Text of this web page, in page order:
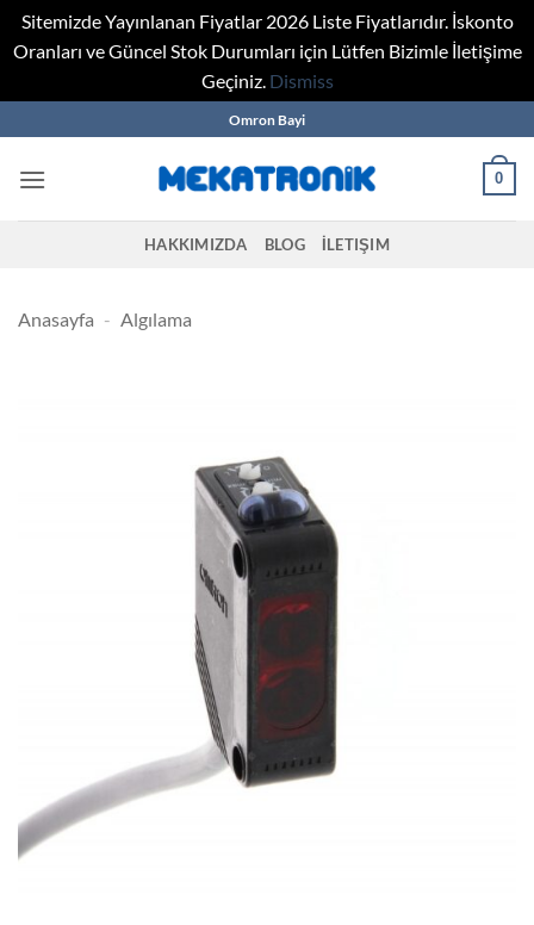
Sitemizde Yayınlanan Fiyatlar 2026 Liste Fiyatlarıdır. İskonto
Oranları ve Güncel Stok Durumları için Lütfen Bizimle İletişime
Geçiniz. Dismiss
to
content
Omron Bayi
0
HAKKIMIZDA BLOG İLETIŞIM
Anasayfa - Algılama